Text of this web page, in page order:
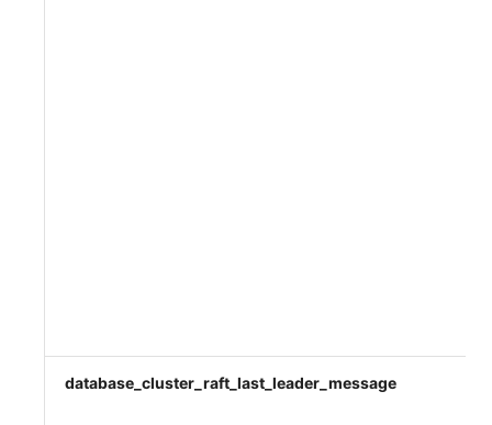
database_cluster_raft_last_leader_message